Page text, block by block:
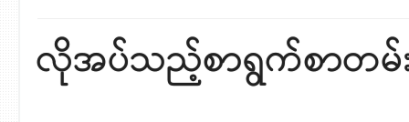
လိုအပ်သည့်စာရွက်စာတမ်း